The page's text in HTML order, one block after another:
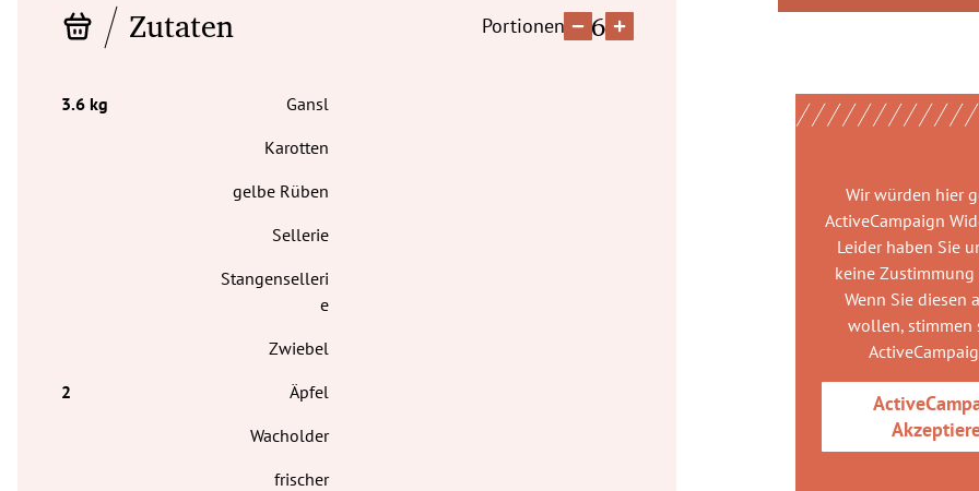
Zutaten Portionen 6
Gansl
Karotten
gelbe Rüben
Sellerie
Stangenselleri
e
Zwiebel
Äpfel
Wacholder
frischer
Wir würden hier
ActiveCampaign
Leider haben Sie
keine Zustimmung
Wenn Sie diesen
wollen, stimmen